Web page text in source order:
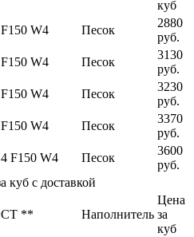
куб
W4 Песок
2880
руб.
W4 Песок
3130
руб.
W4 Песок
3230
руб.
W4 Песок
3370
руб.
F150 W4 Песок
3600
руб.
куб с доставкой
** Наполнитель
Цена
за
куб